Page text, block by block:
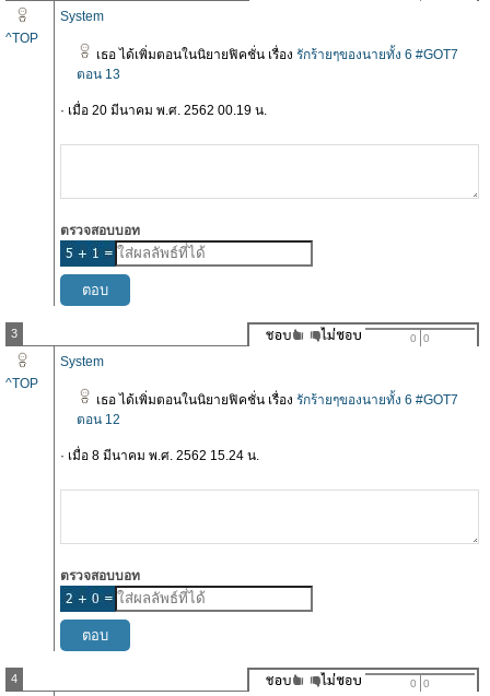
^TOP
System
เธอ ได้เพิ่มตอนในนิยายฟิคชั่น เรื่อง รักร้ายๆของนายทั้ง 6 #GOT7
ตอน 13
· เมื่อ 20 มีนาคม พ.ศ. 2562 00.19 น.
ตรวจสอบบอท
3 0 0
^TOP
System
เธอ ได้เพิ่มตอนในนิยายฟิคชั่น เรื่อง รักร้ายๆของนายทั้ง 6 #GOT7
ตอน 12
· เมื่อ 8 มีนาคม พ.ศ. 2562 15.24 น.
ตรวจสอบบอท
4 0 0